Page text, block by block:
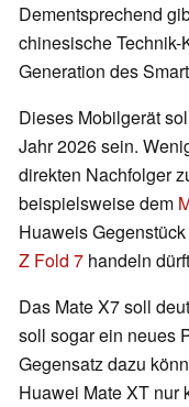
Dementsprechend
chinesische
Generation des
Dieses Mobilgerät
Jahr 2026 sein.
direkten Nachfolger
beispielsweise dem
Huaweis
Z Fold 7 handeln
Das Mate X7 soll
soll sogar ein neues
Gegensatz dazu
Huawei Mate XT nur